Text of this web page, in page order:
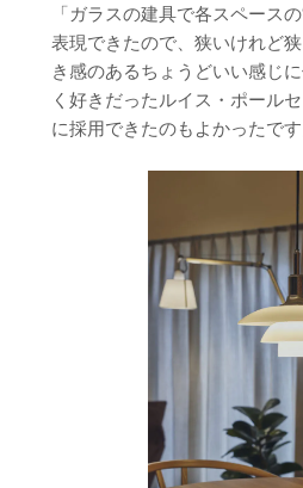
「ガラスの建具で各スペース
表現できたので、狭いけれど
き感のあるちょうどいい感じ
く好きだったルイス・ポール
に採用できたのもよかったです